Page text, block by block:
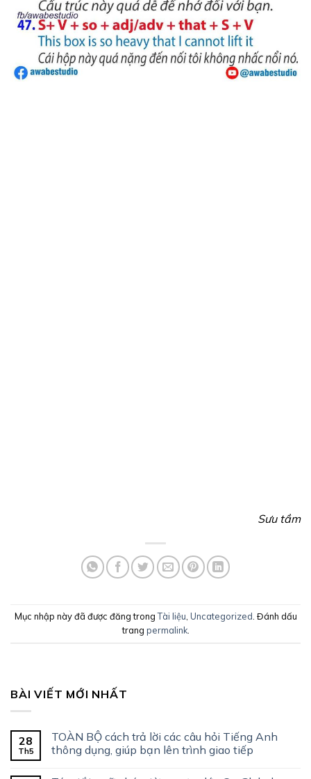
Sưu tầm
Mục nhập này đã được đăng trongTài liệu Uncategorized . Đánh dấu
trang permalink.
BÀI VIẾT MỚI NHẤT
28
Th5
TOÀN BỘ cách trả lời các câu hỏi Tiếng Anh
thông dụng, giúp bạn lên trình giao tiếp